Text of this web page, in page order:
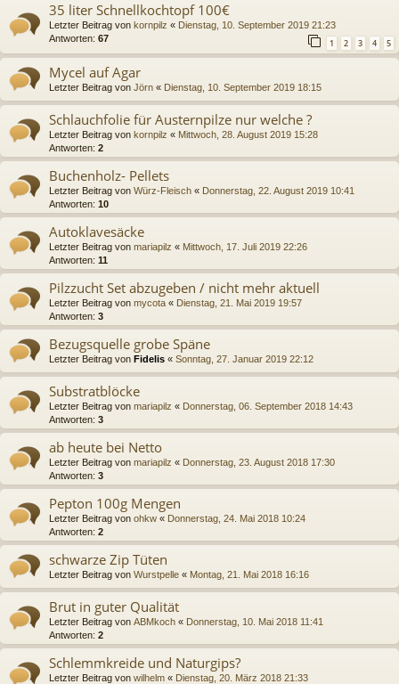
35 liter Schnellkochtopf 100€
Letzter Beitrag von kornpilz « Dienstag, 10. September 2019 21:23
Antworten: 67 1 2 3 4 5
Mycel auf Agar
Letzter Beitrag von Jörn « Dienstag, 10. September 2019 18:15
Schlauchfolie für Austernpilze nur welche ?
Letzter Beitrag von kornpilz « Mittwoch, 28. August 2019 15:28
Antworten: 2
Buchenholz- Pellets
Letzter Beitrag von Würz-Fleisch « Donnerstag, 22. August 2019 10:41
Antworten: 10
Autoklavesäcke
Letzter Beitrag von mariapilz « Mittwoch, 17. Juli 2019 22:26
Antworten: 11
Pilzzucht Set abzugeben / nicht mehr aktuell
Letzter Beitrag von mycota « Dienstag, 21. Mai 2019 19:57
Antworten: 3
Bezugsquelle grobe Späne
Letzter Beitrag von Fidelis « Sonntag, 27. Januar 2019 22:12
Substratblöcke
Letzter Beitrag von mariapilz « Donnerstag, 06. September 2018 14:43
Antworten: 3
ab heute bei Netto
Letzter Beitrag von mariapilz « Donnerstag, 23. August 2018 17:30
Antworten: 3
Pepton 100g Mengen
Letzter Beitrag von ohkw « Donnerstag, 24. Mai 2018 10:24
Antworten: 2
schwarze Zip Tüten
Letzter Beitrag von Wurstpelle « Montag, 21. Mai 2018 16:16
Brut in guter Qualität
Letzter Beitrag von ABMkoch « Donnerstag, 10. Mai 2018 11:41
Antworten: 2
Schlemmkreide und Naturgips?
Letzter Beitrag von wilhelm « Dienstag, 20. März 2018 21:33